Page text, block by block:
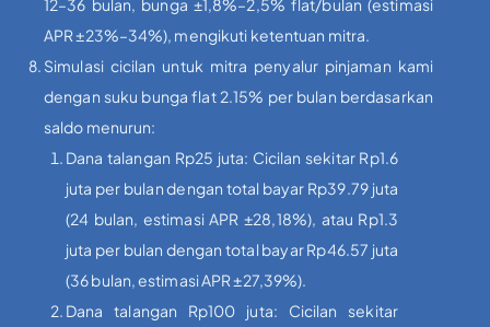
APR ±23%–34%), mengikuti ketentuan mitra.
Simulasi cicilan untuk mitra penyalur pinjaman kami
dengan suku bunga flat 2.15% per bulan berdasarkan
saldo menurun:
Dana talangan Rp25 juta: Cicilan sekitar Rp1.6
juta per bulan dengan total bayar Rp39.79 juta
(24 bulan, estimasi APR ±28,18%), atau Rp1.3
juta per bulan dengan total bayar Rp46.57 juta
(36 bulan, estimasi APR ±27,39%).
Dana talangan Rp100 juta: Cicilan sekitar